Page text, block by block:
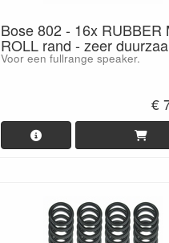
Bose 802 - 16x RUBBER
ROLL rand - zeer
Voor een fullrange speaker.
€